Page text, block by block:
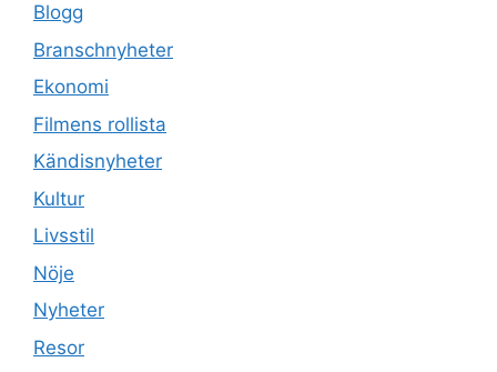
Blogg
Branschnyheter
Ekonomi
Filmens rollista
Kändisnyheter
Kultur
Livsstil
Nöje
Nyheter
Resor